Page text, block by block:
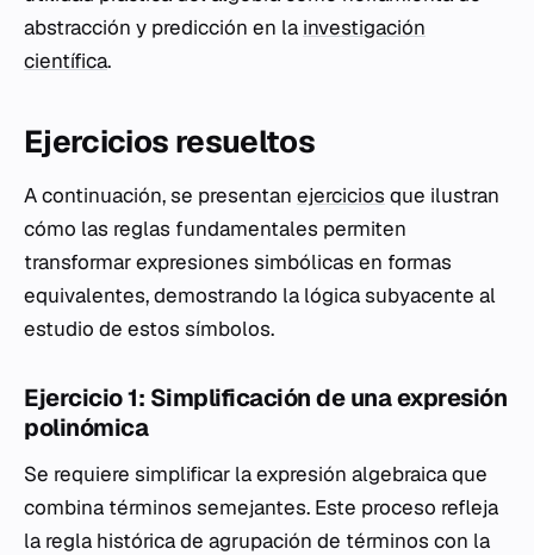
abstracción y predicción en la investigación
científica.
Ejercicios resueltos
A continuación, se presentan ejercicios que ilustran
cómo las reglas fundamentales permiten
transformar expresiones simbólicas en formas
equivalentes, demostrando la lógica subyacente al
estudio de estos símbolos.
Ejercicio 1: Simplificación de una expresión
polinómica
Se requiere simplificar la expresión algebraica que
combina términos semejantes. Este proceso refleja
la regla histórica de agrupación de términos con la